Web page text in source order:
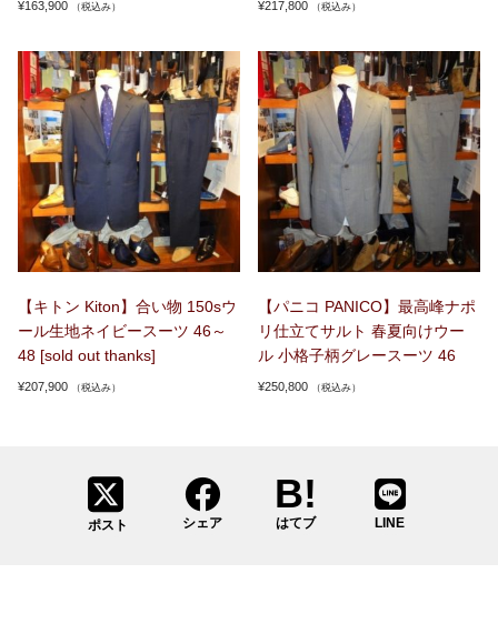
¥163,900 （税込み） ¥217,800 （税込み）
【キトン Kiton】合い物 150sウ
ール生地ネイビースーツ 46～
48 [sold out thanks]
¥207,900 （税込み）
【パニコ PANICO】最高峰ナポ
リ仕立てサルト 春夏向けウー
ル 小格子柄グレースーツ 46
¥250,800 （税込み）
ポスト シェア はてブ LINE